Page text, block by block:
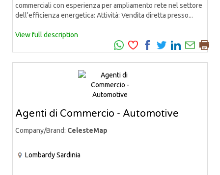
commerciali con esperienza per ampliamento rete nel settore
dell'efficienza energetica: Attività: Vendita diretta presso...
View full description
Agenti di Commercio - Automotive
Company/Brand: CelesteMap
LombardySardinia